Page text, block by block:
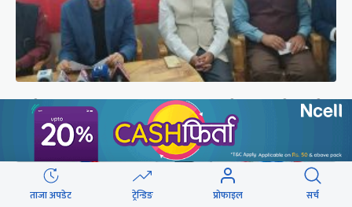
कांग्रेस संस्थापन इतर समूहको राष्ट्रिय भेलालाई देउवाले
सम्बोधन गर्ने
ताजा अपडेट ट्रेन्डिङ प्रोफाइल सर्च